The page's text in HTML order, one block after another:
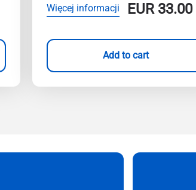
Więcej informacji EUR33.00
Add to cart